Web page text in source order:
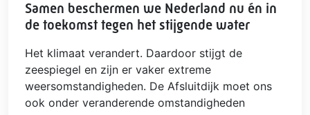
Samen beschermen we Nederland nu én in
de toekomst tegen het stijgende water
Het klimaat verandert. Daardoor stijgt de
zeespiegel en zijn er vaker extreme
weersomstandigheden. De Afsluitdijk moet ons
ook onder veranderende omstandigheden